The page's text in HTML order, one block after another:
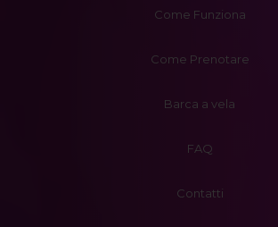
Come Funziona
Come Prenotare
Barca a vela
FAQ
Contatti